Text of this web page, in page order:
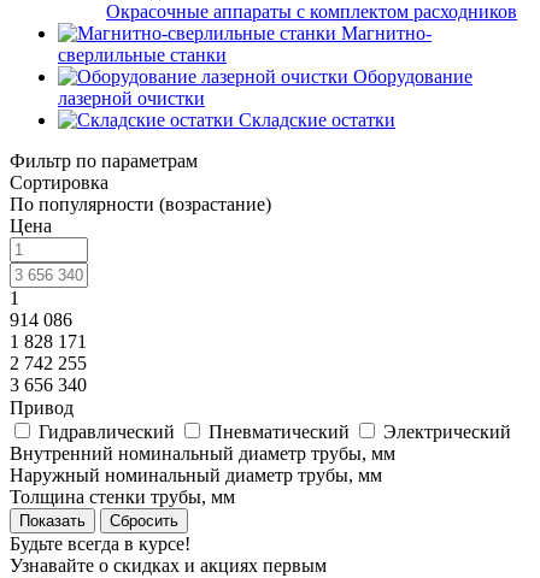
Окрасочные аппараты с комплектом расходников
Магнитно-
сверлильные станки
Оборудование
лазерной очистки
Складские остатки
Фильтр по параметрам
Сортировка
По популярности (возрастание)
Цена
1
914 086
1 828 171
2 742 255
3 656 340
Привод
Гидравлический
Пневматический
Электрический
Внутренний номинальный диаметр трубы, мм
Наружный номинальный диаметр трубы, мм
Толщина стенки трубы, мм
Сбросить
Будьте всегда в курсе!
Узнавайте о скидках и акциях первым